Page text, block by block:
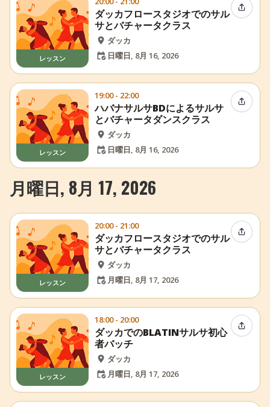
レッスン
ダッカフロースタジオでのサル
サとバチャータクラス
ダッカ
日曜日, 8月 16, 2026
イベン
レッスン
19:00 - 22:00
ハバナサルサBDによるサルサ
とバチャータダンスクラス
ダッカ
日曜日, 8月 16, 2026
イベン
月曜日, 8月 17, 2026
レッスン
20:00 - 21:00
ダッカフロースタジオでのサル
サとバチャータクラス
ダッカ
月曜日, 8月 17, 2026
イベン
レッスン
18:00 - 20:00
ダッカでのBLATINサルサ初心
者バッチ
ダッカ
月曜日, 8月 17, 2026
イベン